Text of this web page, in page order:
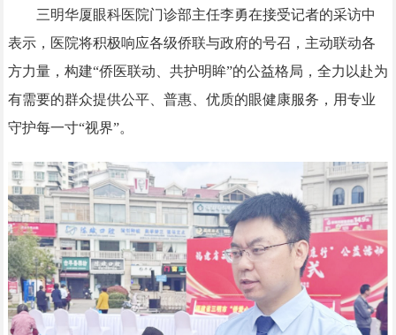
三明华厦眼科医院门诊部主任李勇在接受记者的采访中
表示，医院将积极响应各级侨联与政府的号召，主动联动各
方力量，构建“侨医联动、共护明眸”的公益格局，全力以赴为
有需要的群众提供公平、普惠、优质的眼健康服务，用专业
守护每一寸“视界”。